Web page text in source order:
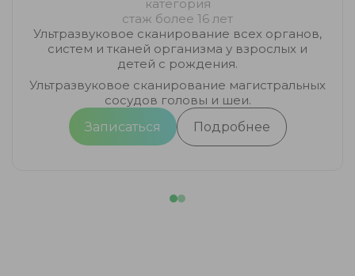
категория
стаж более 16 лет
Ультразвуковое сканирование всех органов,
систем и тканей организма у взрослых и
детей с рождения.
Ультразвуковое сканирование магистральных
сосудов головы и шеи.
Записаться
Подробнее